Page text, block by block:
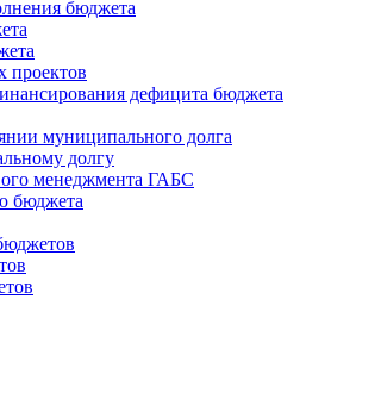
бюджета
проектов
дефицита бюджета
муниципального долга
долгу
менеджмента ГАБС
бюджета